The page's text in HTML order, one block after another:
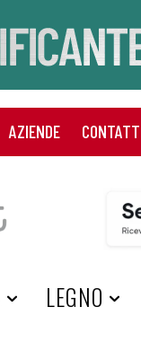
AZIENDE
LEGNO